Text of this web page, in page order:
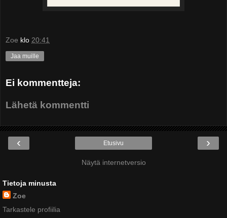
Zoe klo 20:41
Jaa muille
Ei kommentteja:
Lähetä kommentti
‹ ›
Etusivu
Näytä internetversio
Tietoja minusta
Zoe
Tarkastele profiilia